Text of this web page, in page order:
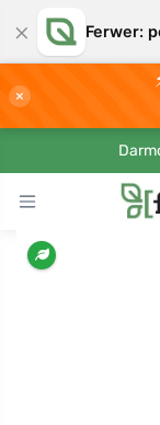
× Ferwer:
×